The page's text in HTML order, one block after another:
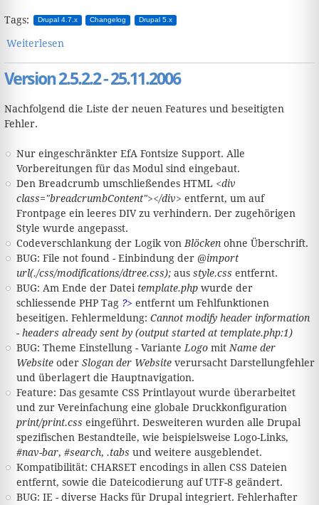
Tags: Drupal 4.7.x Changelog Drupal 5.x
Weiterlesen
Version 2.5.2.2 - 25.11.2006
Nachfolgend die Liste der neuen Features und beseitigten
Fehler.
Nur eingeschränkter EfA Fontsize Support. Alle
Vorbereitungen für das Modul sind eingebaut.
Den Breadcrumb umschließendes HTML <div
class="breadcrumbContent"></div> entfernt, um auf
Frontpage ein leeres DIV zu verhindern. Der zugehörigen
Style wurde angepasst.
Codeverschlankung der Logik von Blöckenohne Überschrift.
BUG: File not found - Einbindung der @import
url(./css/modifications/dtree.css);aus style.css entfernt.
BUG: Am Ende der Datei template.phpwurde der
schliessende PHP Tag ?> entfernt um Fehlfunktionen
beseitigen. Fehlermeldung: Cannot modify header information
- headers already sent by (output started at template.php:1)
BUG: Theme Einstellung - Variante Logomit Name der
Websiteoder Slogan der Websiteverursacht Darstellungfehler
und überlagert die Hauptnavigation.
Feature: Das gesamte CSS Printlayout wurde überarbeitet
und zur Vereinfachung eine globale Druckkonfiguration
print/print.css eingeführt. Desweiteren wurden alle Drupal
spezifischen Bestandteile, wie beispielsweise Logo-Links,
#nav-bar, #search, .tabs und weitere ausgeblendet.
Kompatibilität: CHARSET encodings in allen CSS Dateien
entfernt, sowie die Dateicodierung auf UTF-8 geändert.
BUG: IE - diverse Hacks für Drupal integriert. Fehlerhafter